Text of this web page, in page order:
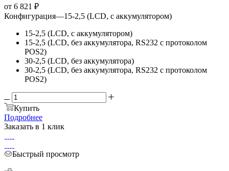
от 6 821 ₽
Конфигурация—15-2,5 (LCD, с аккумулятором)
15-2,5 (LCD, с аккумулятором)
15-2,5 (LCD, без аккумулятора, RS232 c протоколом
POS2)
30-2,5 (LCD, без аккумулятора)
30-2,5 (LCD, без аккумулятора, RS232 c протоколом
POS2)
Купить
Подробнее
Заказать в 1 клик
Быстрый просмотр